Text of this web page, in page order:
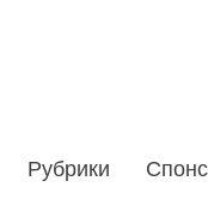
Рубрики